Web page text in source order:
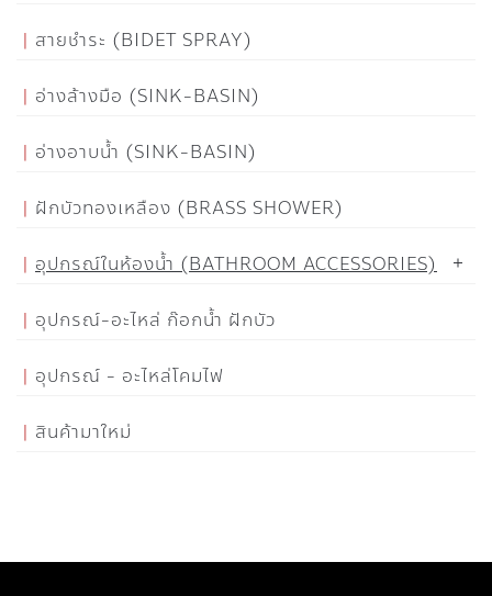
สายชำระ (BIDET SPRAY)
อ่างล้างมือ (SINK-BASIN)
อ่างอาบน้ำ (SINK-BASIN)
ฝักบัวทองเหลือง (BRASS SHOWER)
อุปกรณ์ในห้องน้ำ (BATHROOM ACCESSORIES)
อุปกรณ์-อะไหล่ ก๊อกน้ำ ฝักบัว
อุปกรณ์ - อะไหล่โคมไฟ
สินค้ามาใหม่